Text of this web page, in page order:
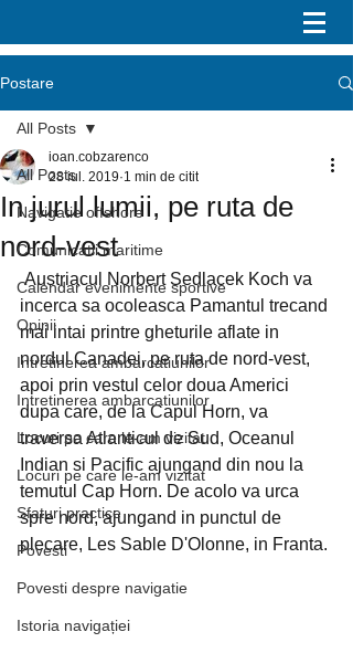
Postare
All Posts
Navigatie offshore
Comunicatii maritime
Calendar evenimente sportive
Opinii
Intretinerea ambarcatiunilor
Intretinerea ambarcatiunilor
Locuri pe care le-am vizitat
Locuri pe care le-am vizitat
Sfaturi practice
Povesti
Povesti despre navigatie
Istoria navigației
All Posts
In jurul lumii, pe ruta de
nord-vest
ioan.cobzarenco
28 iul. 2019 1 min de citit
Austriacul Norbert Sedlacek Koch va
incerca sa ocoleasca Pamantul trecand
mai intai printre gheturile aflate in
nordul Canadei, pe ruta de nord-vest,
apoi prin vestul celor doua Americi
dupa care, de la Capul Horn, va
traversa Atlanticul de Sud, Oceanul
Indian si Pacific ajungand din nou la
temutul Cap Horn. De acolo va urca
spre nord, ajungand in punctul de
plecare, Les Sable D'Olonne, in Franta.